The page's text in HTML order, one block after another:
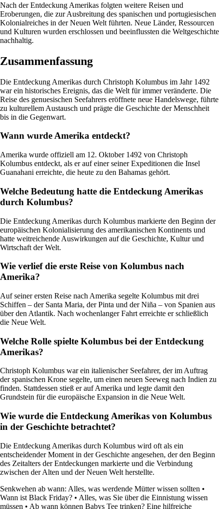
Nach der Entdeckung Amerikas folgten weitere Reisen und
Eroberungen, die zur Ausbreitung des spanischen und portugiesischen
Kolonialreiches in der Neuen Welt führten. Neue Länder, Ressourcen
und Kulturen wurden erschlossen und beeinflussten die Weltgeschichte
nachhaltig.
Zusammenfassung
Die Entdeckung Amerikas durch Christoph Kolumbus im Jahr 1492
war ein historisches Ereignis, das die Welt für immer veränderte. Die
Reise des genuesischen Seefahrers eröffnete neue Handelswege, führte
zu kulturellem Austausch und prägte die Geschichte der Menschheit
bis in die Gegenwart.
Wann wurde Amerika entdeckt?
Amerika wurde offiziell am 12. Oktober 1492 von Christoph
Kolumbus entdeckt, als er auf einer seiner Expeditionen die Insel
Guanahani erreichte, die heute zu den Bahamas gehört.
Welche Bedeutung hatte die Entdeckung Amerikas
durch Kolumbus?
Die Entdeckung Amerikas durch Kolumbus markierte den Beginn der
europäischen Kolonialisierung des amerikanischen Kontinents und
hatte weitreichende Auswirkungen auf die Geschichte, Kultur und
Wirtschaft der Welt.
Wie verlief die erste Reise von Kolumbus nach
Amerika?
Auf seiner ersten Reise nach Amerika segelte Kolumbus mit drei
Schiffen – der Santa Maria, der Pinta und der Niña – von Spanien aus
über den Atlantik. Nach wochenlanger Fahrt erreichte er schließlich
die Neue Welt.
Welche Rolle spielte Kolumbus bei der Entdeckung
Amerikas?
Christoph Kolumbus war ein italienischer Seefahrer, der im Auftrag
der spanischen Krone segelte, um einen neuen Seeweg nach Indien zu
finden. Stattdessen stieß er auf Amerika und legte damit den
Grundstein für die europäische Expansion in die Neue Welt.
Wie wurde die Entdeckung Amerikas von Kolumbus
in der Geschichte betrachtet?
Die Entdeckung Amerikas durch Kolumbus wird oft als ein
entscheidender Moment in der Geschichte angesehen, der den Beginn
des Zeitalters der Entdeckungen markierte und die Verbindung
zwischen der Alten und der Neuen Welt herstellte.
Senkwehen ab wann: Alles, was werdende Mütter wissen sollten •
Wann ist Black Friday? • Alles, was Sie über die Einnistung wissen
müssen • Ab wann können Babys Tee trinken? Eine hilfreiche